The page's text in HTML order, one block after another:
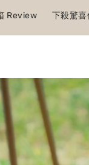
Review 下殺驚喜